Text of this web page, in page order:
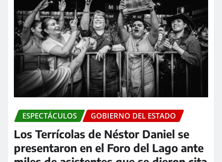
ESPECTÁCULOS GOBIERNO DEL ESTADO
Los Terrícolas de Néstor Daniel se
presentaron en el Foro del Lago ante